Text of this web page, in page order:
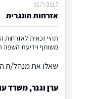
אזרחות הונגרית
31/7/2017
משותף וידיעת השפה
שאלו את מנהל/ת
ערן וגנר, משרד